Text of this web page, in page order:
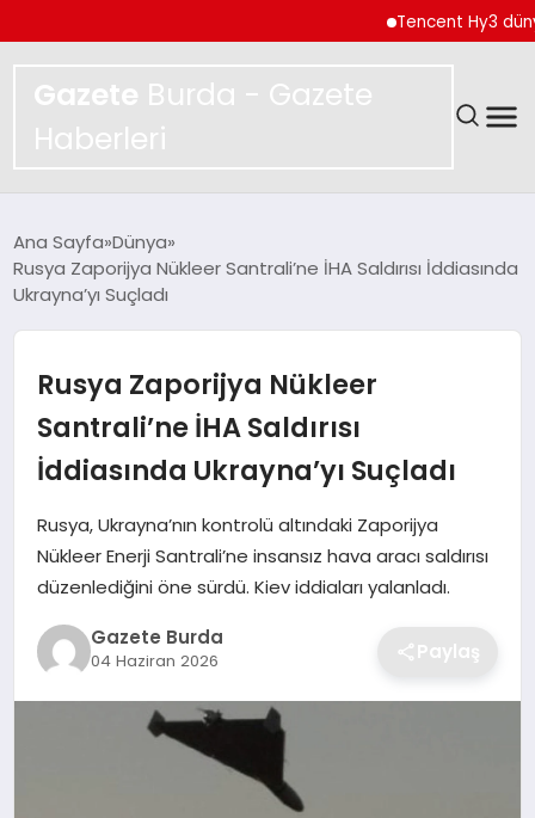
Tencent Hy3 dünya
Gazete Burda - Gazete
Haberleri
SPOR
YAŞAM
EKONOMI
TEKNOLOJI
SAĞLIK
EĞITIM
Ana Sayfa Dünya
Rusya Zaporijya Nükleer Santrali’ne İHA Saldırısı İddiasında
Ukrayna’yı Suçladı
Rusya Zaporijya Nükleer
Santrali’ne İHA Saldırısı
İddiasında Ukrayna’yı Suçladı
Rusya, Ukrayna’nın kontrolü altındaki Zaporijya
Nükleer Enerji Santrali’ne insansız hava aracı saldırısı
düzenlediğini öne sürdü. Kiev iddiaları yalanladı.
Gazete Burda
04 Haziran 2026 Paylaş